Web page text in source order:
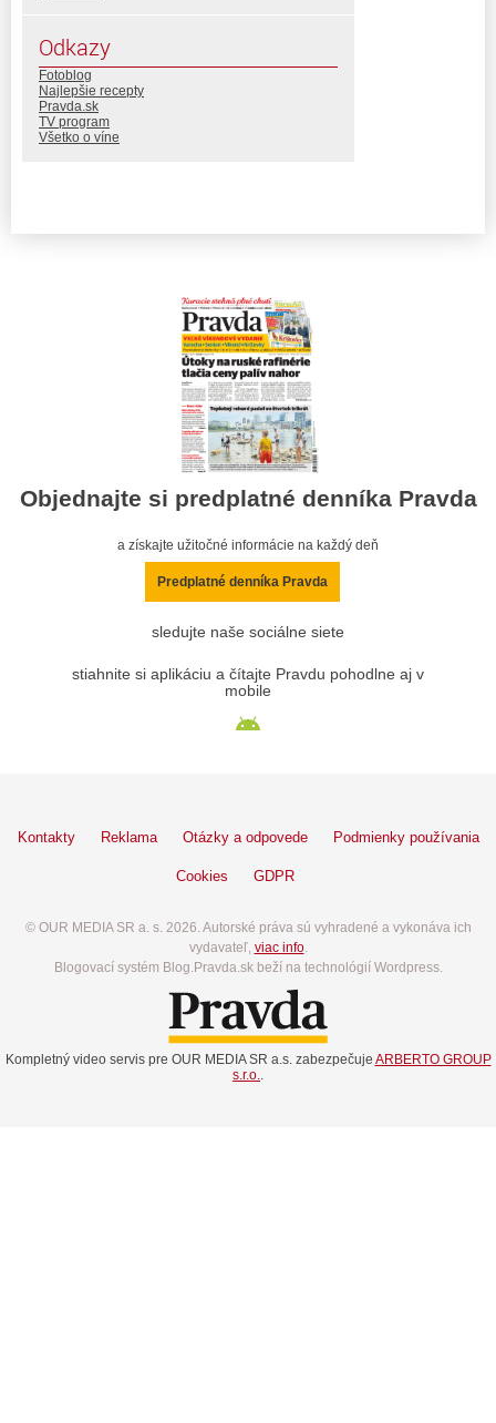
Odkazy
Fotoblog
Najlepšie recepty
Pravda.sk
TV program
Všetko o víne
Objednajte si predplatné denníka Pravda
a získajte užitočné informácie na každý deň
Predplatné denníka Pravda
sledujte naše sociálne siete
stiahnite si aplikáciu a čítajte Pravdu pohodlne aj v
mobile
Kontakty Reklama Otázky a odpovede Podmienky používania
Cookies GDPR
© OUR MEDIA SR a. s. 2026. Autorské práva sú vyhradené a vykonáva ich
vydavateľ, viac info.
Blogovací systém Blog.Pravda.sk beží na technológií Wordpress.
Kompletný video servis pre OUR MEDIA SR a.s. zabezpečuje ARBERTO GROUP
s.r.o.